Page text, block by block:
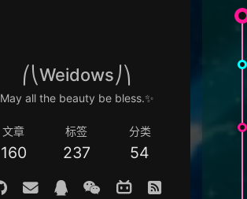
⎛⎝Weidows⎠⎞
May all the beauty be bless.✨
文章
160
标签
237
分类
54